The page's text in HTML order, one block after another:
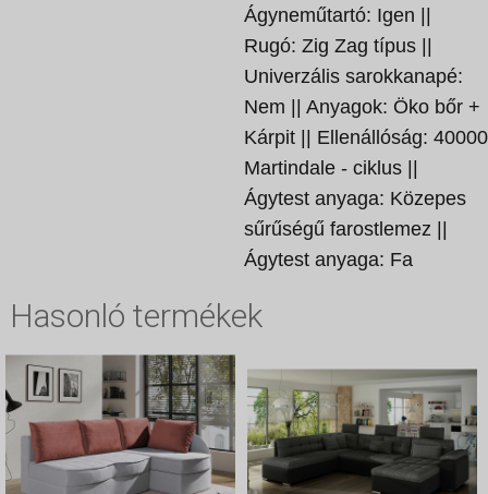
Ágyneműtartó: Igen ||
Rugó: Zig Zag típus ||
Univerzális sarokkanapé:
Nem || Anyagok: Öko bőr +
Kárpit || Ellenállóság: 40000
Martindale - ciklus ||
Ágytest anyaga: Közepes
sűrűségű farostlemez ||
Ágytest anyaga: Fa
Hasonló termékek